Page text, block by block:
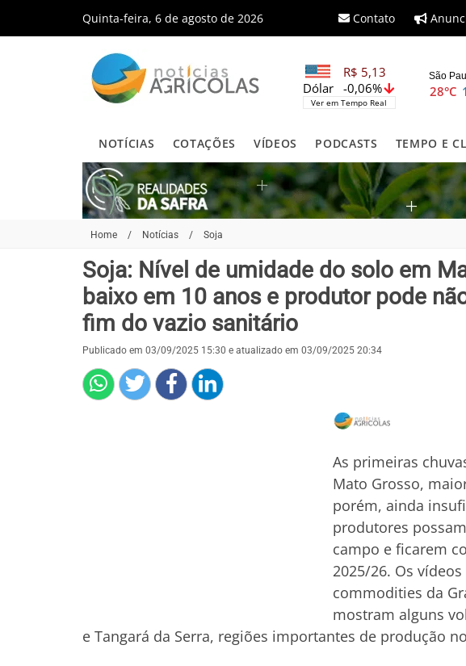
Quinta-feira, 6 de agosto de 2026 Contato
R$ 5,13
-0,06%
Dólar
Ver em Tempo Real
28°C
NOTÍCIAS COTAÇÕES VÍDEOS PODCASTS TEMPO E
Home / Notícias / Soja
Soja: Nível de umidade do solo em
baixo em 10 anos e produtor pode
fim do vazio sanitário
Publicado em 03/09/2025 15:30 e atualizado em 03/09/2025 20:34
As primeiras
Mato Grosso,
porém, ainda
produtores
campo e ficarem
2025/26. Os
commodities da
mostram alguns
e Tangará da Serra, regiões importantes de produção